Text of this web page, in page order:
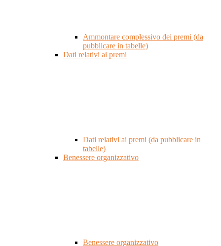
Ammontare complessivo dei premi (da
pubblicare in tabelle)
Dati relativi ai premi
Dati relativi ai premi (da pubblicare in
tabelle)
Benessere organizzativo
Benessere organizzativo